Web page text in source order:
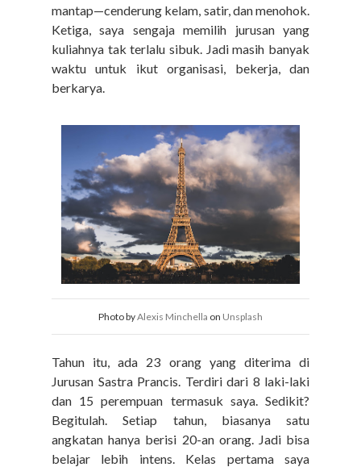
mantap—cenderung kelam, satir, dan menohok.
Ketiga, saya sengaja memilih jurusan yang
kuliahnya tak terlalu sibuk. Jadi masih banyak
waktu untuk ikut organisasi, bekerja, dan
berkarya.
Photo byAlexis Minchella on Unsplash
Tahun itu, ada 23 orang yang diterima di
Jurusan Sastra Prancis. Terdiri dari 8 laki-laki
dan 15 perempuan termasuk saya. Sedikit?
Begitulah. Setiap tahun, biasanya satu
angkatan hanya berisi 20-an orang. Jadi bisa
belajar lebih intens. Kelas pertama saya